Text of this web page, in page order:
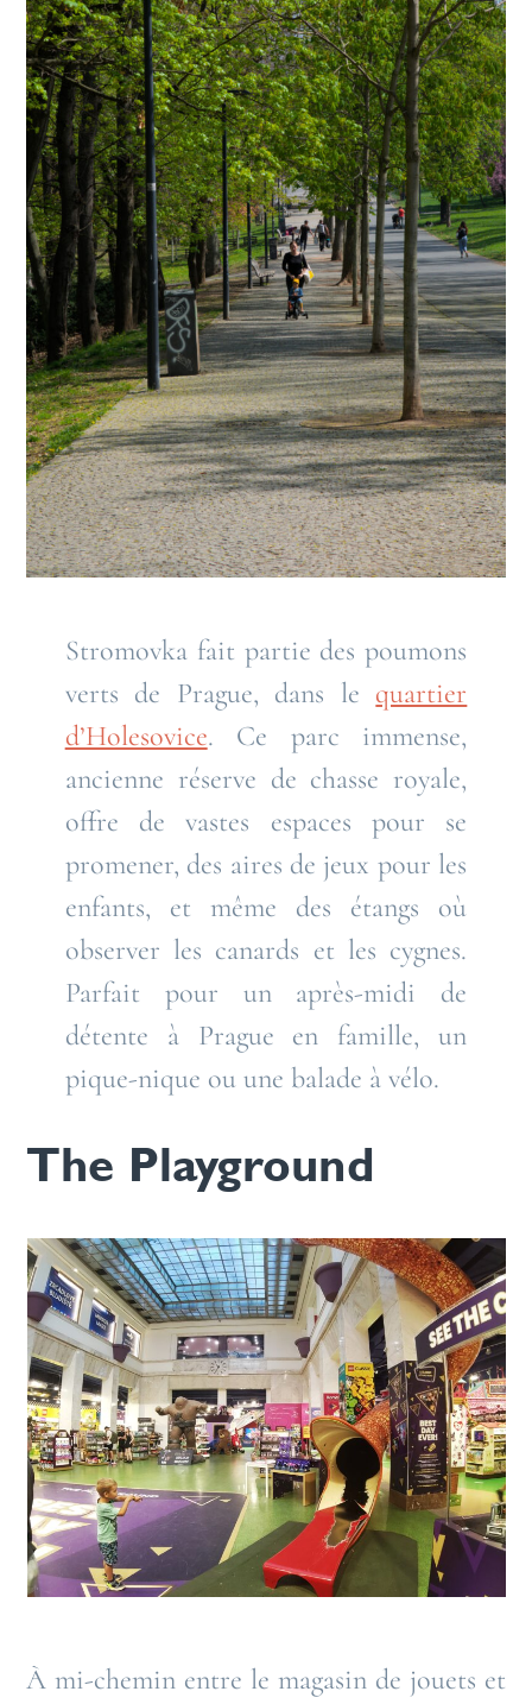
Stromovka fait partie des poumons
verts de Prague, dans le quartier
d’Holesovice. Ce parc immense,
ancienne réserve de chasse royale,
offre de vastes espaces pour se
promener, des aires de jeux pour les
enfants, et même des étangs où
observer les canards et les cygnes.
Parfait pour un après-midi de
détente à Prague en famille, un
pique-nique ou une balade à vélo.
The Playground
À mi-chemin entre le magasin de jouets et